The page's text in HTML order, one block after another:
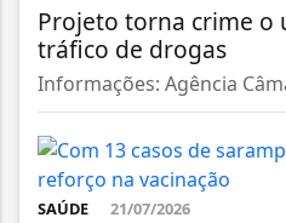
Projeto torna crime o
tráfico de drogas
Informações: Agência
SAÚDE 21/07/2026